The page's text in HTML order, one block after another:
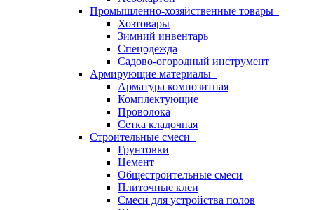
Промышленно-хозяйственные товары
Хозтовары
Зимний инвентарь
Спецодежда
Садово-огородный инструмент
Армирующие материалы
Арматура композитная
Комплектующие
Проволока
Сетка кладочная
Строительные смеси
Грунтовки
Цемент
Общестроительные смеси
Плиточные клеи
Смеси для устройства полов